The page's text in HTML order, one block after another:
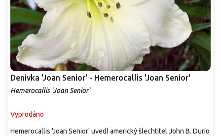
Denivka 'Joan Senior' - Hemerocallis 'Joan Senior'
Hemerocallis 'Joan Senior'
Vyprodáno
Hemerocallis 'Joan Senior' uvedl americký šlechtitel John B. Durio